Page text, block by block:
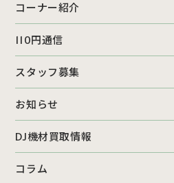
コーナー紹介
110円通信
スタッフ募集
お知らせ
DJ機材買取情報
コラム